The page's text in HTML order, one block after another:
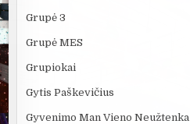
Grupė 3
Grupė MES
Grupiokai
Gytis Paškevičius
Gyvenimo Man Vieno Neužtenka